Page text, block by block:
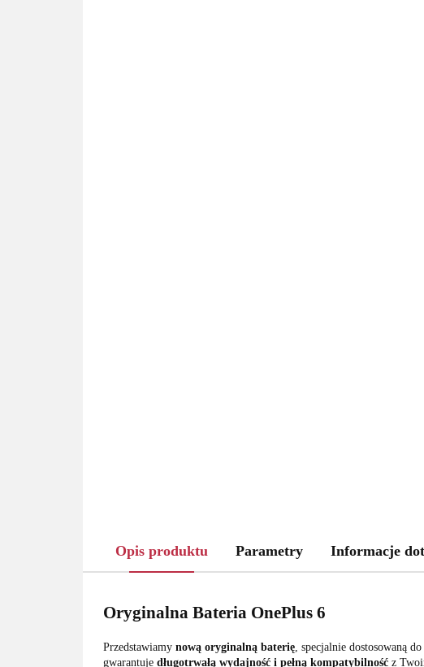
Opis produktu Parametry Informacje
Oryginalna Bateria OnePlus 6
Przedstawiamy nową oryginalną baterię , specjalnie dostosowaną
gwarantuje długotrwałą wydajność i pełną kompatybilność z